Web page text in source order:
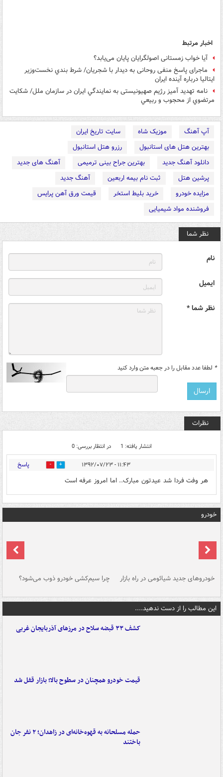
اخبار مرتبط
آیا خواب زمستانی اصولگرایان پایان می‌یابد؟
ماجرای پاسخ منفی روحانی به دیدار با شجریان/ شرط بندي نخست‌وزير
ايتاليا درباره آينده ايران
نامه تهدید آمیز رژیم صهیونیستی به نمايندگي ایران در سازمان ملل/ شکايت
مرتضوي از محجوب و ربيعي
آپ آهنگ موزیک شاه
سایت تاریخ ایران
بهترین هتل های استانبول
رزرو هتل استانبول
دانلود آهنگ جدید
بهترین جراح بینی ترمیمی
آهنگ های جدید
پرشین هتل
ثبت نام بیمه اربعین
آهنگ جدید
مزایده خودرو
خرید بلیط استخر
قیمت ورق آهن پرایس
فروشنده مواد شیمیایی
نظر شما
نام
ایمیل
نظر شما *
* لطفا عدد مقابل را در جعبه متن وارد کنید
نظرات
انتشار یافته: 1 در انتظار بررسی: 0
۱۱:۴۳ - ۱۳۹۲/۰۷/۲۳ 0 پاسخ
هر وفت فردا شد عیدتون مبارک.. اما امروز عرفه است
خودرو
خودروهای جدید شیائومی در راه بازار چرا سیم‌کشی خودرو ذوب می‌شود؟
این مطالب را از دست ندهید....
کشف ۳۳ قبضه سلاح در مرزهای آذربایجان غربی
قیمت خودرو همچنان در سطوح بالا؛ بازار قفل شد
حمله مسلحانه به قهوه‌خانه‌ای در زاهدان؛ ۲ نفر جان
باختند